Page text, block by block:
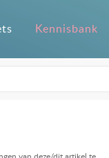
Kennisbank